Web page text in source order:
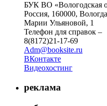
БУК ВО «Вологодская
Россия, 160000,
Марии Ульяновой, 1
Телефон для справок –
8(8172)21-17-69
Adm@booksite.ru
ВКонтакте
Видеохостинг
реклама